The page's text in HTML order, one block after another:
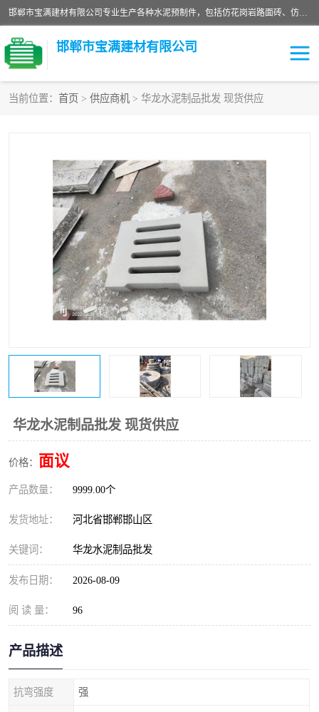
邯郸市宝满建材有限公司专业生产各种水泥预制件，包括仿花岗岩路面砖、仿花岗岩人行道砖、仿花岗岩路侧石、烧结砖、植草砖、码头砖连锁块、仿花岗岩路侧石、沙井盖、水泥盖板等各种水泥制品
邯郸市宝满建材有限公司
当前位置： 首页 > 供应商机 > 华龙水泥制品批发 现货供应
华龙水泥制品批发 现货供应
价格： 面议
产品数量： 9999.00个
发货地址： 河北省邯郸邯山区
关键词： 华龙水泥制品批发
发布日期： 2026-08-09
阅 读 量： 96
产品描述
抗弯强度 强
面包砖 混凝土路沿石
水泥构件 便道砖
花岗岩路岩石 盲道砖
草坪砖 pc仿石砖